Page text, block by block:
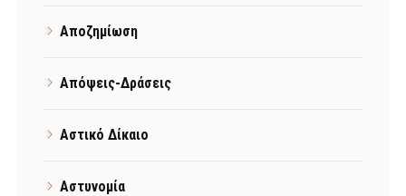
Αποζημίωση
Απόψεις-Δράσεις
Αστικό Δίκαιο
Αστυνομία